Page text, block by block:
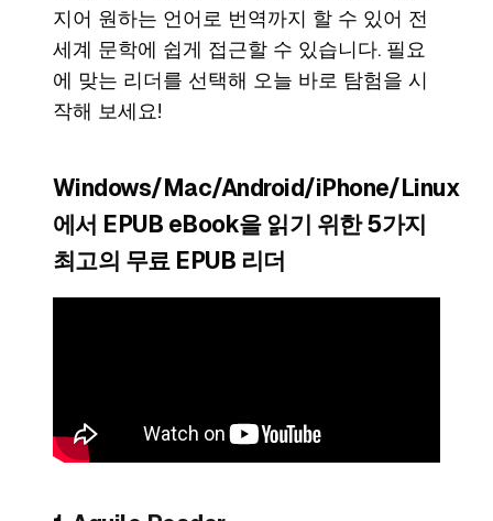
지어 원하는 언어로 번역까지 할 수 있어 전
세계 문학에 쉽게 접근할 수 있습니다. 필요
에 맞는 리더를 선택해 오늘 바로 탐험을 시
작해 보세요!
Windows/Mac/Android/iPhone/Linux
에서 EPUB eBook을 읽기 위한 5가지
최고의 무료 EPUB 리더